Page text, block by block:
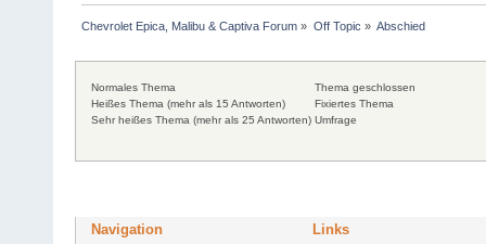
Chevrolet Epica, Malibu & Captiva Forum » Off Topic » Abschied
Normales Thema
Heißes Thema (mehr als 15 Antworten)
Sehr heißes Thema (mehr als 25 Antworten)
Thema geschlossen
Fixiertes Thema
Umfrage
Navigation Links